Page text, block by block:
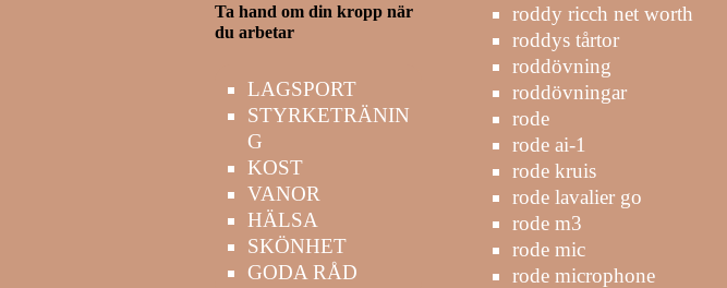
roddy ricch net worth
roddys tårtor
roddövning
roddövningar
rode
rode ai-1
rode kruis
rode lavalier go
rode m3
rode mic
rode microphone
Ta hand om din kropp när
du arbetar
LAGSPORT
STYRKETRÄNIN
G
KOST
VANOR
HÄLSA
SKÖNHET
GODA RÅD